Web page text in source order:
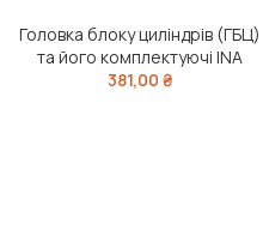
Головка блоку циліндрів (ГБЦ)
та його комплектуючі INA
381,00 ₴